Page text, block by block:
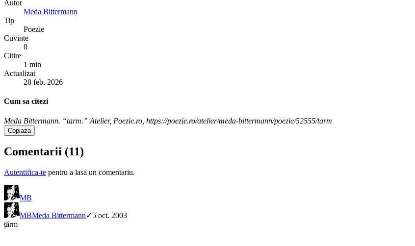
Autor
Meda Bittermann
Tip
Poezie
Cuvinte
0
Citire
1 min
Actualizat
28 feb. 2026
Cum sa citezi
Meda Bittermann. “tarm.” Atelier, Poezie.ro, https://poezie.ro/atelier/meda-bittermann/poezie/52555/tarm
Copiaza
Comentarii (11)
Autentifica-te pentru a lasa un comentariu.
MB
MBMeda Bittermann✓5 oct. 2003
țărm